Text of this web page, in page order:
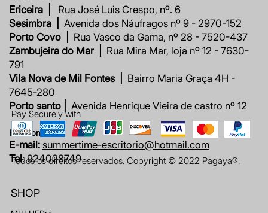
Ericeira |
Rua José Luis Crespo, nº. 6
Sesimbra |
Avenida dos Náufragos nº 9 - 2970-152
Porto Covo |
Rua Vasco da Gama, nº 28 - 7520-437
Zambujeira do Mar |
Rua Mira Mar, loja nº 12 - 7630-
791
Vila Nova de Mil Fontes |
Bairro Maria Graça 4H -
7645-280
Porto santo |
Avenida Henrique Vieira de castro nº 12
Fale connosco
E-mail: summertime-escritorio@hotmail.com
Tel: 924028749
Pay Securely with
Todos os direitos reservados. Copyright © 2022 Pagaya®.
SHOP